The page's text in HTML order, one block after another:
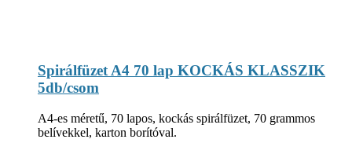
Spirálfüzet A4 70 lap KOCKÁS KLASSZIK
5db/csom
A4-es méretű, 70 lapos, kockás spirálfüzet, 70 grammos
belívekkel, karton borítóval.